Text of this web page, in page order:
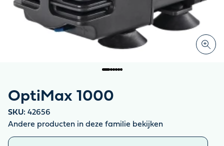
OptiMax 1000
SKU: 42656
Andere producten in deze familie bekijken
Vergelijkbare producten